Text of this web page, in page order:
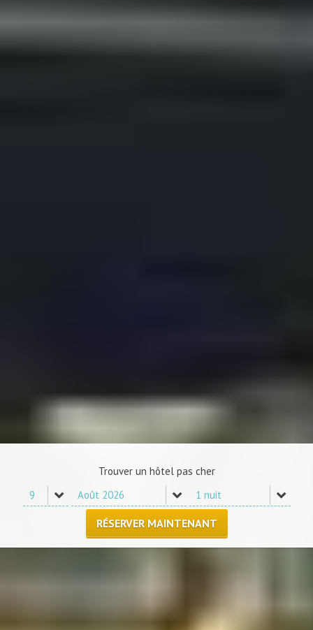
Trouver un hôtel pas cher
RÉSERVER MAINTENANT